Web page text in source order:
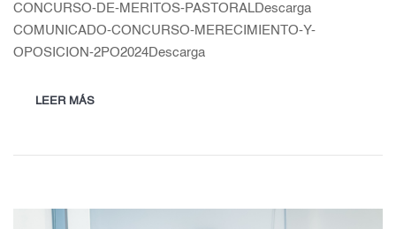
CONCURSO-DE-MERITOS-PASTORALDescarga
COMUNICADO-CONCURSO-MERECIMIENTO-Y-
OPOSICION-2PO2024Descarga
LEER MÁS